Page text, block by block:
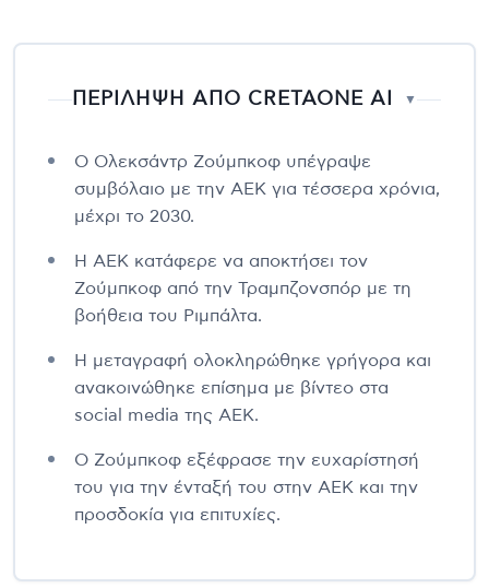
ΠΕΡΙΛΗΨΗ ΑΠΟ CRETAONE AI ▼
Ο Ολεκσάντρ Ζούμπκοφ υπέγραψε
συμβόλαιο με την ΑΕΚ για τέσσερα χρόνια,
μέχρι το 2030.
Η ΑΕΚ κατάφερε να αποκτήσει τον
Ζούμπκοφ από την Τραμπζονσπόρ με τη
βοήθεια του Ριμπάλτα.
Η μεταγραφή ολοκληρώθηκε γρήγορα και
ανακοινώθηκε επίσημα με βίντεο στα
social media της ΑΕΚ.
Ο Ζούμπκοφ εξέφρασε την ευχαρίστησή
του για την ένταξή του στην ΑΕΚ και την
προσδοκία για επιτυχίες.